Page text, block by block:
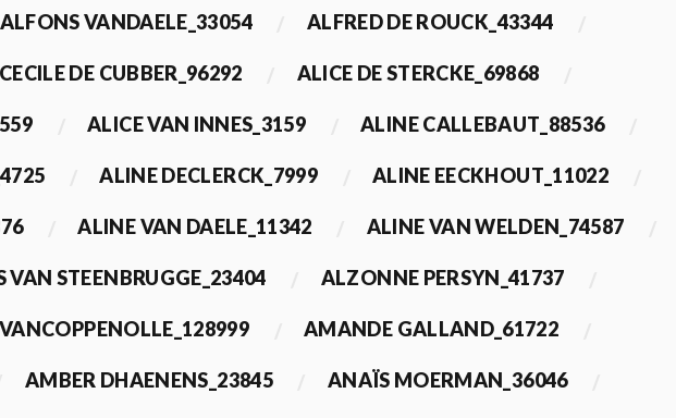
ALFONS VANDAELE_33054 ALFRED DE ROUCK_43344
DE CUBBER_96292 ALICE DE STERCKE_69868
ALICE VAN INNES_3159 ALINE CALLEBAUT_88536
ALINE DECLERCK_7999 ALINE EECKHOUT_11022
ALINE VAN DAELE_11342 ALINE VAN WELDEN_74587
VAN STEENBRUGGE_23404 ALZONNE PERSYN_41737
AMANDE GALLAND_61722
AMBER DHAENENS_23845 ANAÏS MOERMAN_36046